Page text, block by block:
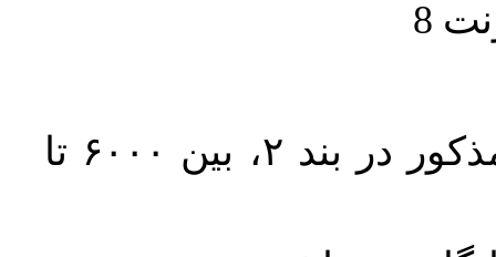
حجم کل مقاله با احتساب تمام بخش‌های مذکور در بند ۲، بین ۶۰۰۰ تا